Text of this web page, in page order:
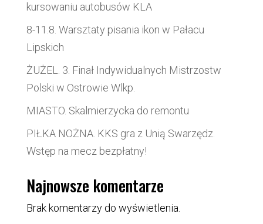
kursowaniu autobusów KLA
8-11.8. Warsztaty pisania ikon w Pałacu
Lipskich
ŻUŻEL. 3. Finał Indywidualnych Mistrzostw
Polski w Ostrowie Wlkp.
MIASTO. Skalmierzycka do remontu
PIŁKA NOŻNA. KKS gra z Unią Swarzędz.
Wstęp na mecz bezpłatny!
Najnowsze komentarze
Brak komentarzy do wyświetlenia.